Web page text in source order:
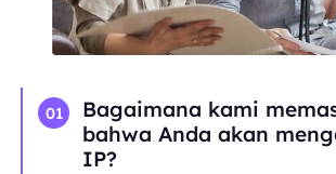
01
Bagaimana kami
bahwa Anda akan
IP?